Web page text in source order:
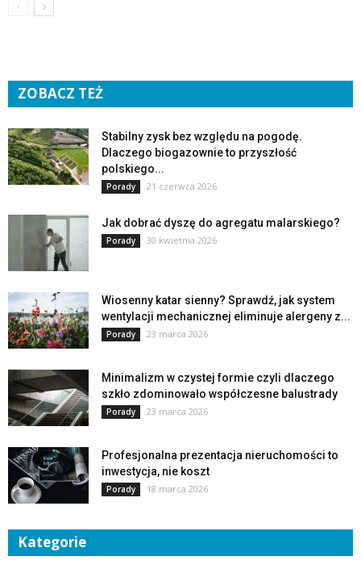
ZOBACZ TEŻ
Stabilny zysk bez względu na pogodę.
Dlaczego biogazownie to przyszłość
polskiego...
Porady 21 czerwca 2026
Jak dobrać dyszę do agregatu malarskiego?
Porady 30 kwietnia 2026
Wiosenny katar sienny? Sprawdź, jak system
wentylacji mechanicznej eliminuje alergeny z...
Porady 23 marca 2026
Minimalizm w czystej formie czyli dlaczego
szkło zdominowało współczesne balustrady
Porady 23 marca 2026
Profesjonalna prezentacja nieruchomości to
inwestycja, nie koszt
Porady 18 marca 2026
Kategorie